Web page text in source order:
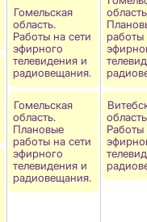
Гомельская
область.
Работы на сети
эфирного
телевидения и
радиовещания.
Гомельская
область.
Плановые
работы на сети
эфирного
телевидения и
радиовещания.
работы
Работы